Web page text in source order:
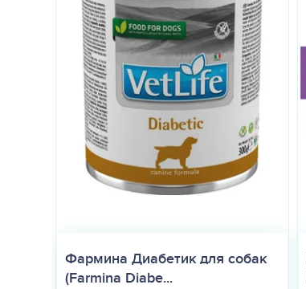
Фармина Диабетик для собак
(Farmina Diabe...